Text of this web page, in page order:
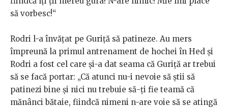
să vorbesc!“
Rodri l-a învățat pe Guriță să patineze. Au mers
împreună la primul antrenament de hochei în Hed și
Rodri a fost cel care și-a dat seama că Guriță ar trebui
să se facă portar: „Că atunci nu-i nevoie să știi să
patinezi bine și nici nu trebuie să-ți fie teamă că
mănânci bătaie, fiindcă nimeni n-are voie să se atingă